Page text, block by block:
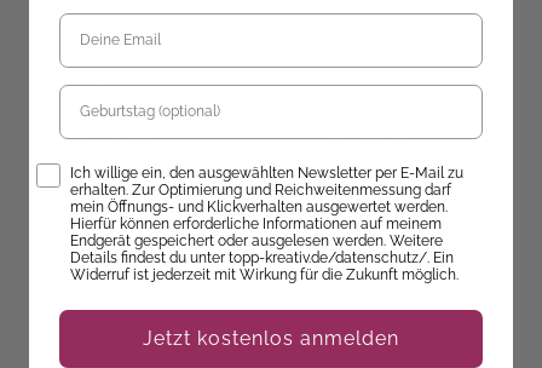
Fruchtige Quilts & andere
Nähereien
Sofort Lieferbar
26,90 €
Patchwork
Sofort Lieferbar
32,00 €
Geburtstag
Opt-InIch willige ein, den ausgewählten Newsletter per E-Mail zu
erhalten. Zur Optimierung und Reichweitenmessung darf
mein Öffnungs- und Klickverhalten ausgewertet werden.
Hierfür können erforderliche Informationen auf meinem
Endgerät gespeichert oder ausgelesen werden. Weitere
Details findest du unter topp-kreativ.de/datenschutz/. Ein
Widerruf ist jederzeit mit Wirkung für die Zukunft möglich.
Jetzt kostenlos anmelden